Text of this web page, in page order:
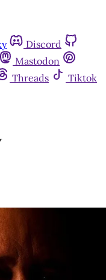
Discord
Mastodon
Threads
Tiktok